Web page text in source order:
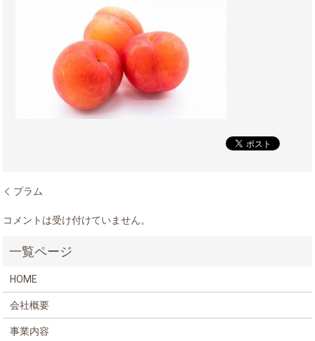
プラム
コメントは受け付けていません。
HOME
会社概要
事業内容